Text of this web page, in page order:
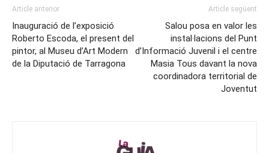
Article anterior
Inauguració de l’exposició
Roberto Escoda, el present del
pintor, al Museu d’Art Modern
de la Diputació de Tarragona
Article següent
Salou posa en valor les
instal·lacions del Punt
d’Informació Juvenil i el centre
Masia Tous davant la nova
coordinadora territorial de
Joventut